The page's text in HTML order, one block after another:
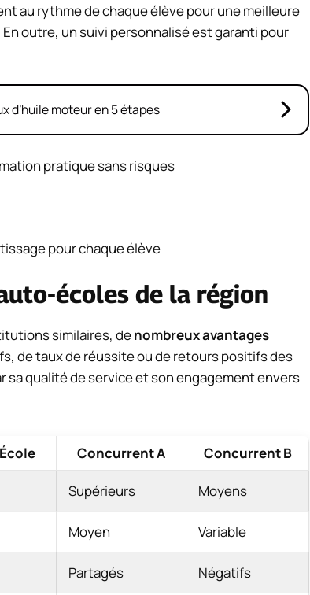
au rythme de chaque élève pour une meilleure
outre, un suivi personnalisé est garanti pour
d’huile moteur en 5 étapes
pratique sans risques
pour chaque élève
écoles de la région
similaires, denombreux avantages
de taux de réussite ou de retours positifs des
sa qualité de service et son engagement envers
Concurrent A Concurrent B
Supérieurs Moyens
Moyen Variable
Partagés Négatifs